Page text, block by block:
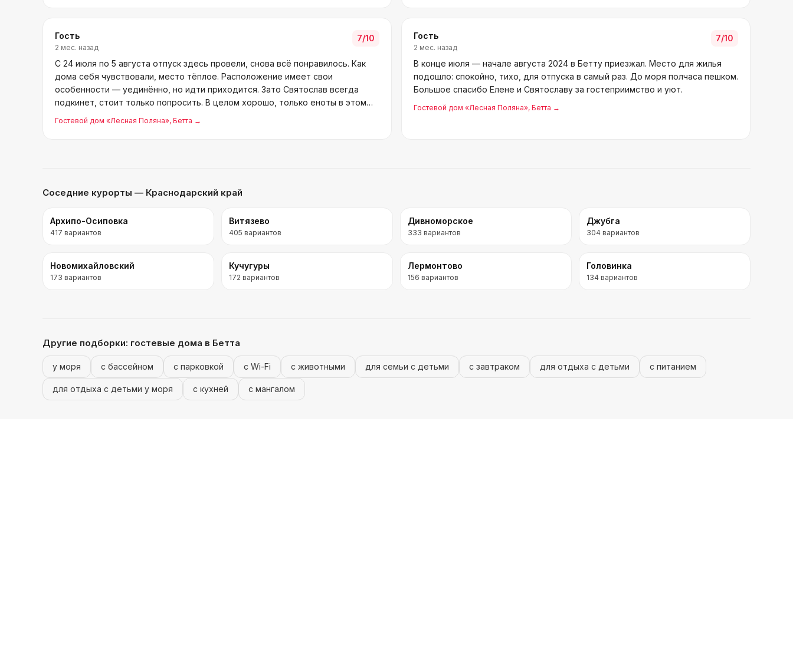
Гость
2 мес. назад
7/10
С 24 июля по 5 августа отпуск здесь провели, снова всё понравилось. Как
дома себя чувствовали, место тёплое. Расположение имеет свои
особенности — уединённо, но идти приходится. Зато Святослав всегда
подкинет, стоит только попросить. В целом хорошо, только еноты в этом
сезоне сов
Гостевой дом «Лесная Поляна», Бетта →
Гость
2 мес. назад
7/10
В конце июля — начале августа 2024 в Бетту приезжал. Место для жилья
подошло: спокойно, тихо, для отпуска в самый раз. До моря полчаса пешком.
Большое спасибо Елене и Святославу за гостеприимство и уют.
Гостевой дом «Лесная Поляна», Бетта →
Соседние курорты — Краснодарский край
Архипо-Осиповка
417 вариантов
Витязево
405 вариантов
Дивноморское
333 вариантов
Джубга
304 вариантов
Новомихайловский
173 вариантов
Кучугуры
172 вариантов
Лермонтово
156 вариантов
Головинка
134 вариантов
Другие подборки: гостевые дома в Бетта
у моря с бассейном с парковкой с Wi-Fi с животными для семьи с детьми с завтраком для отдыха с детьми с питанием
для отдыха с детьми у моря с кухней с мангалом